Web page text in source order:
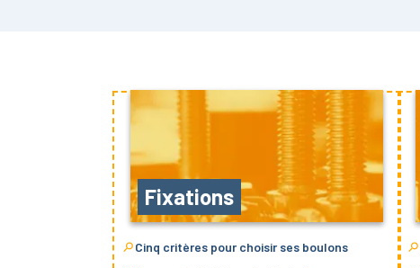
Fixations
Cinq critères pour choisir ses boulons